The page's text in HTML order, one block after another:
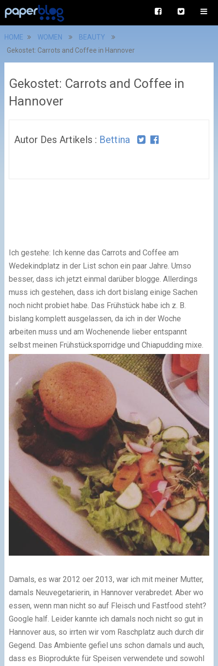
HOME WOMEN
BEAUTY
Gekostet: Carrots and Coffee in Hannover
Gekostet: Carrots and Coffee in
Hannover
Autor Des Artikels : Bettina
Ich gestehe: Ich kenne das Carrots and Coffee am
Wedekindplatz in der List schon ein paar Jahre. Umso
besser, dass ich jetzt einmal darüber blogge. Allerdings
muss ich gestehen, dass ich dort bislang einige Sachen
noch nicht probiet habe. Das Frühstück habe ich z. B.
bislang komplett ausgelassen, da ich in der Woche
arbeiten muss und am Wochenende lieber entspannt
selbst meinen Frühstücksporridge und Chiapudding mixe.
Damals, es war 2012 oer 2013, war ich mit meiner Mutter,
damals Neuvegetarierin, in Hannover verabredet. Aber wo
essen, wenn man nicht so auf Fleisch und Fastfood steht?
Google half. Leider kannte ich damals noch nicht so gut in
Hannover aus, so irrten wir vom Raschplatz auch durch dir
Gegend. Das Ambiente gefiel uns schon damals und auch,
dass es Bioprodukte für Speisen verwendete und sowohl